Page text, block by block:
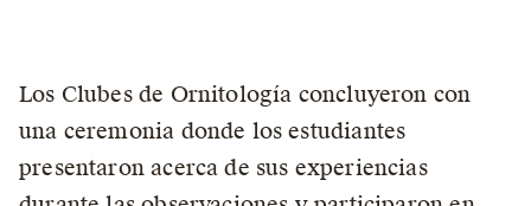
Los Clubes de Ornitología concluyeron con
una ceremonia donde los estudiantes
presentaron acerca de sus experiencias